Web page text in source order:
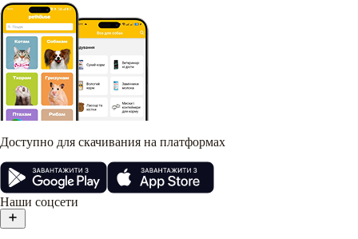
Доступно для скачивания на платформах
Наши соцсети